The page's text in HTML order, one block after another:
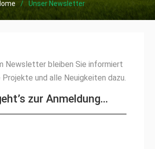
Unser Newsletter
Newsletter bleiben Sie informiert
Projekte und alle Neuigkeiten dazu.
zur Anmeldung…